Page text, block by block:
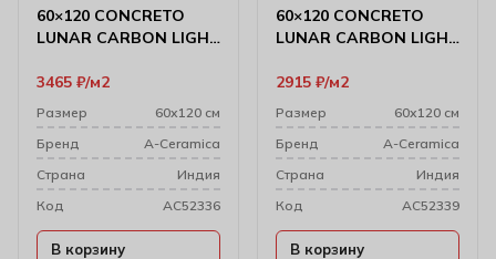
60×120 CONCRETO
LUNAR CARBON LIGHT
3465 ₽ м2
Размер
60х120 см
Бренд
A-Ceramica
Cтрана
Индия
Код
AC52336
В корзину
60×120 CONCRETO
LUNAR CARBON LIGHT
2915 ₽ м2
Размер
60х120 см
Бренд
A-Ceramica
Cтрана
Индия
Код
AC52339
В корзину